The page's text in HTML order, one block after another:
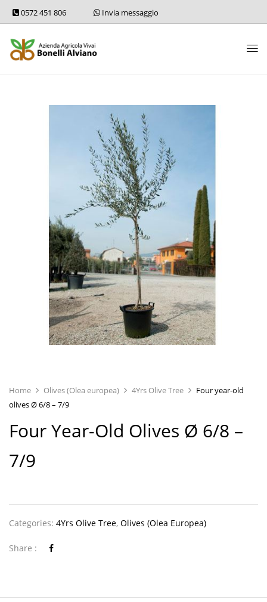
0572 451 806 Invia messaggio
Home Olives (Olea europea) 4Yrs Olive Tree
Four year-old
olives Ø 6/8 – 7/9
Four Year-Old Olives Ø 6/8 –
7/9
Categories: 4Yrs Olive Tree, Olives (Olea Europea)
Share :